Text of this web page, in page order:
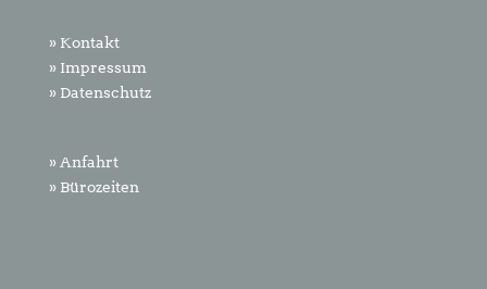
» Kontakt
» Impressum
» Datenschutz
» Anfahrt
» Bürozeiten